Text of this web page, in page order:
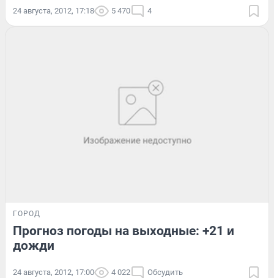
24 августа, 2012, 17:18 5 470 4
ГОРОД
Прогноз погоды на выходные: +21 и
дожди
24 августа, 2012, 17:00 4 022 Обсудить